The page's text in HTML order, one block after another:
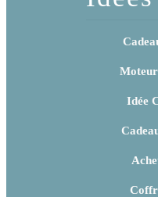
Moteur
Idée